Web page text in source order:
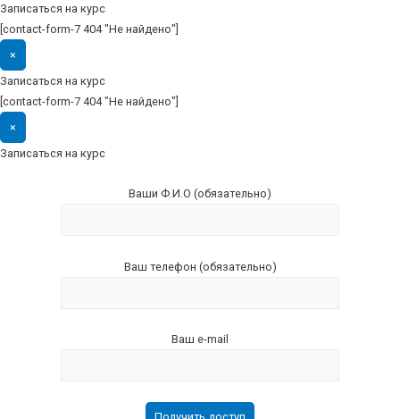
Записаться на курс
[contact-form-7 404 "Не найдено"]
×
Записаться на курс
[contact-form-7 404 "Не найдено"]
×
Записаться на курс
Ваши Ф.И.О (обязательно)
Ваш телефон (обязательно)
Ваш e-mail